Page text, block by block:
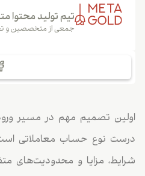
تیم تولید محتوا
جمعی از متخصصین و
اولین تصمیم مهم در مسیر ورود
درست نوع حساب معاملاتی
شرایط، مزایا و محدودیت‌های